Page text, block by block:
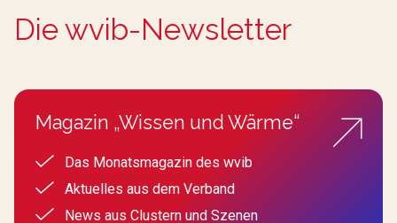
Die wvib-Newsletter
Magazin „Wissen und Wärme“
Das Monatsmagazin des wvib
Aktuelles aus dem Verband
News aus Clustern und Szenen